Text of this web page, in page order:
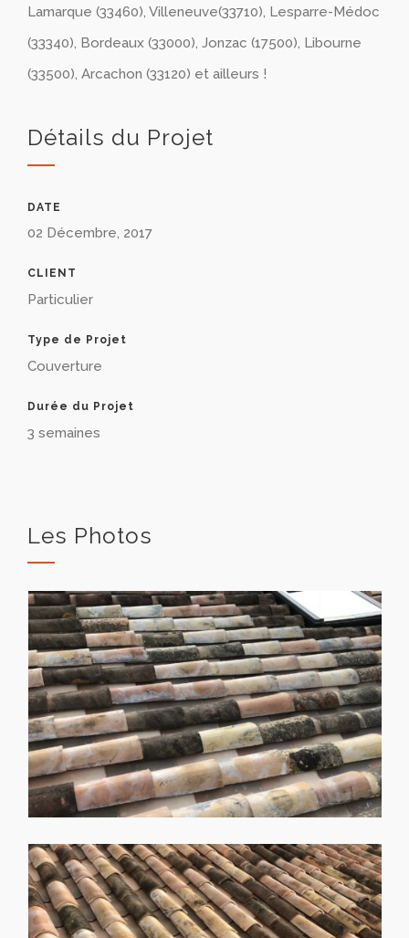
Lamarque (33460), Villeneuve(33710), Lesparre-Médoc
(33340), Bordeaux (33000), Jonzac (17500), Libourne
(33500), Arcachon (33120) et ailleurs !
Détails du Projet
DATE
02 Décembre, 2017
CLIENT
Particulier
Type de Projet
Couverture
Durée du Projet
3 semaines
Les Photos